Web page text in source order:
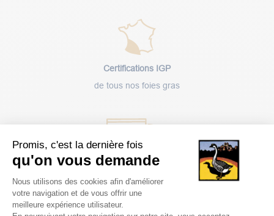
Promis, c'est la dernière fois
qu'on vous demande
Plateforme de Gestion du
Nous utilisons des cookies afin d'améliorer
votre navigation et de vous offrir une
meilleure expérience utilisateur.
Certifications IGP
de tous nos foies gras
Livraison
rapide